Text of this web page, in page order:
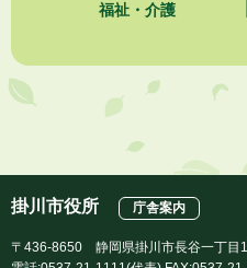
2026年8月3日
【参加者募集】プロ棋士から学ぼう
福祉・介護
掛川市役所 庁舎案内
〒436-8650 静岡県掛川市長谷一丁目